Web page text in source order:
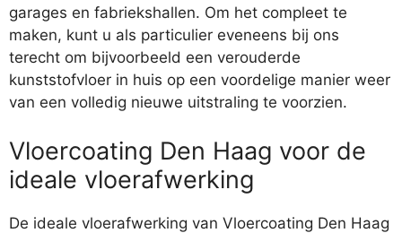
garages en fabriekshallen. Om het compleet te
maken, kunt u als particulier eveneens bij ons
terecht om bijvoorbeeld een verouderde
kunststofvloer in huis op een voordelige manier weer
van een volledig nieuwe uitstraling te voorzien.
Vloercoating Den Haag voor de
ideale vloerafwerking
De ideale vloerafwerking van Vloercoating Den Haag